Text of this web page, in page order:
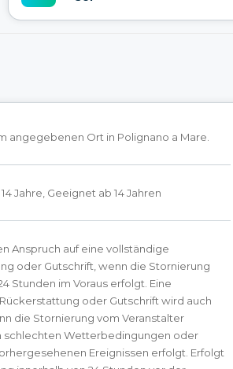
angegebenen Ort in Polignano a Mare.
Jahre, Geeignet ab 14 Jahren
Anspruch auf eine vollständige
oder Gutschrift, wenn die Stornierung
Stunden im Voraus erfolgt. Eine
oder Gutschrift wird auch
die Stornierung vom Veranstalter
schlechten Wetterbedingungen oder
Ereignissen erfolgt. Erfolgt